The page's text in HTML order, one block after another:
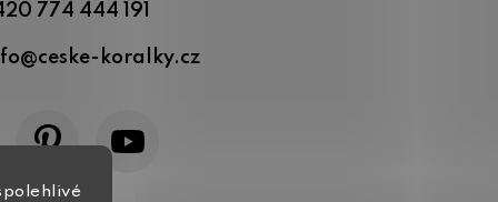
@ceske-koralky.cz
774 444 191